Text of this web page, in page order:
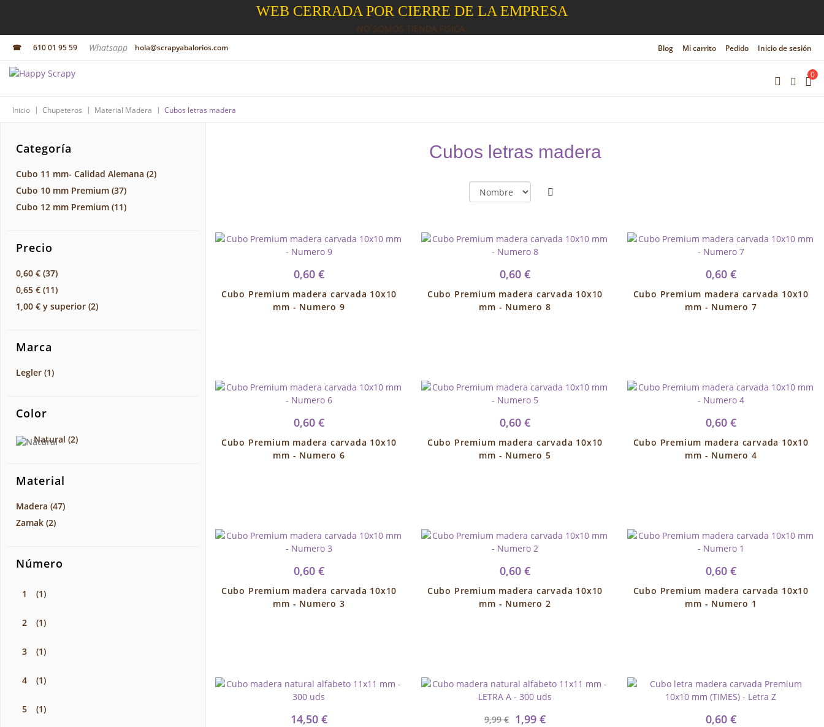
WEB CERRADA POR CIERRE DE LA EMPRESA
NO SOMOS TIENDA FISICA
☎ 610 01 95 59 Whatsapp hola@scrapyabalorios.com Blog Mi carrito Pedido Inicio de sesión
0
Inicio | Chupeteros | Material Madera | Cubos letras madera
Cubos letras madera
0,60 €
Cubo Premium madera carvada 10x10
mm - Numero 9
0,60 €
Cubo Premium madera carvada 10x10
mm - Numero 8
0,60 €
Cubo Premium madera carvada 10x10
mm - Numero 7
0,60 €
Cubo Premium madera carvada 10x10
mm - Numero 6
0,60 €
Cubo Premium madera carvada 10x10
mm - Numero 5
0,60 €
Cubo Premium madera carvada 10x10
mm - Numero 4
0,60 €
Cubo Premium madera carvada 10x10
mm - Numero 3
0,60 €
Cubo Premium madera carvada 10x10
mm - Numero 2
0,60 €
Cubo Premium madera carvada 10x10
mm - Numero 1
14,50 € 1,99 €
9,99 €
0,60 €
Categoría
Cubo 11 mm- Calidad Alemana (2)
Cubo 10 mm Premium (37)
Cubo 12 mm Premium (11)
Precio
0,60 € (37)
0,65 € (11)
1,00 € y superior (2)
Marca
Legler (1)
Color
Natural (2)
Material
Madera (47)
Zamak (2)
Número
1 (1)
2 (1)
3 (1)
4 (1)
5 (1)